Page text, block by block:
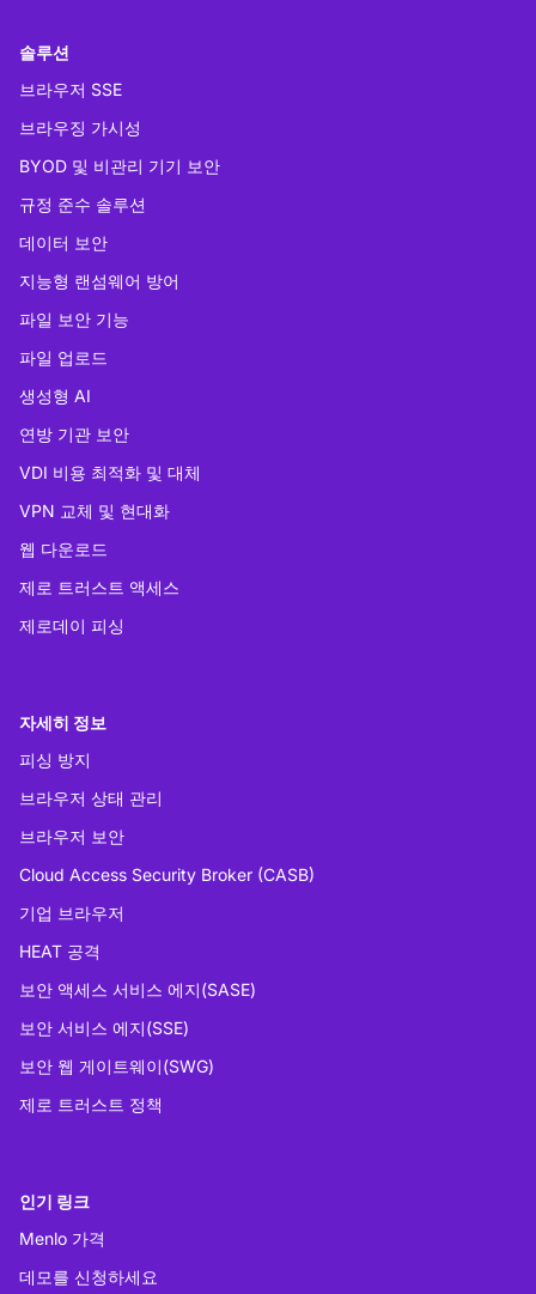
솔루션
브라우저 SSE
브라우징 가시성
BYOD 및 비관리 기기 보안
규정 준수 솔루션
데이터 보안
지능형 랜섬웨어 방어
파일 보안 기능
파일 업로드
생성형 AI
연방 기관 보안
VDI 비용 최적화 및 대체
VPN 교체 및 현대화
웹 다운로드
제로 트러스트 액세스
제로데이 피싱
자세히 정보
피싱 방지
브라우저 상태 관리
브라우저 보안
Cloud Access Security Broker (CASB)
기업 브라우저
HEAT 공격
보안 액세스 서비스 에지(SASE)
보안 서비스 에지(SSE)
보안 웹 게이트웨이(SWG)
제로 트러스트 정책
인기 링크
Menlo 가격
데모를 신청하세요